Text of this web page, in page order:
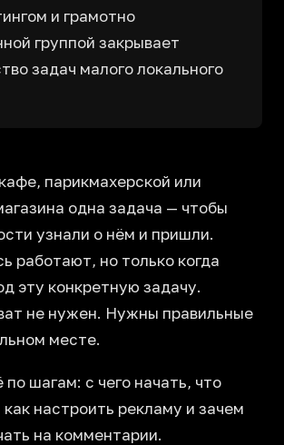
и грамотно
группой закрывает
задач малого локального
парикмахерской или
одна задача — чтобы
узнали о нём и пришли.
работают, но только когда
эту конкретную задачу.
не нужен. Нужны правильные
месте.
по шагам: с чего начать, что
как настроить рекламу и зачем
на комментарии.